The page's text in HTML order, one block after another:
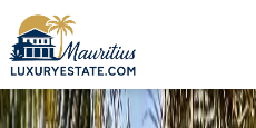
Verkauf Villa Grand Baie